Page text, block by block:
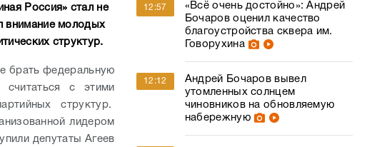
Россия» стал не
внимание молодых
структур.
брать федеральную
с этими
структур.
лидером
депутаты Агеев
12:57
«Всё очень достойно»: Андрей
Бочаров оценил качество
благоустройства сквера им.
Говорухина
12:12
Андрей Бочаров вывел
утомленных солнцем
чиновников на обновляемую
набережную